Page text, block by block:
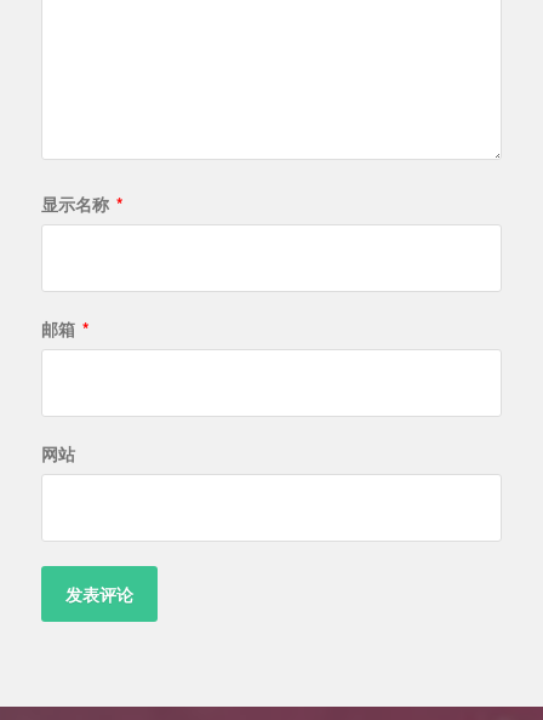
显示名称 *
邮箱 *
网站